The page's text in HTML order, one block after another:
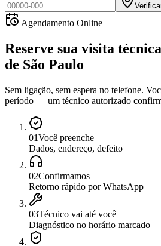
Agendamento Online
Reserve sua visita técnica
de São Paulo
Sem ligação, sem espera no telefone.
período — um técnico autorizado
01Você preenche
Dados, endereço, defeito
02Confirmamos
Retorno rápido por WhatsApp
03Técnico vai até você
Diagnóstico no horário marcado